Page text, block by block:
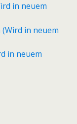
in neuem
in neuem
in neuem